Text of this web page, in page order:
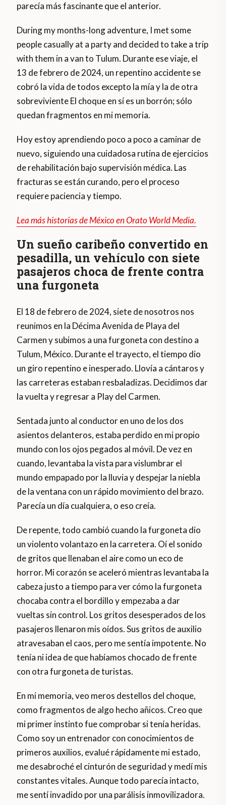
parecía más fascinante que el anterior.
During my months-long adventure, I met some
people casually at a party and decided to take a trip
with them in a van to Tulum. Durante ese viaje, el
13 de febrero de 2024, un repentino accidente se
cobró la vida de todos excepto la mía y la de otra
sobreviviente El choque en sí es un borrón; sólo
quedan fragmentos en mi memoria.
Hoy estoy aprendiendo poco a poco a caminar de
nuevo, siguiendo una cuidadosa rutina de ejercicios
de rehabilitación bajo supervisión médica. Las
fracturas se están curando, pero el proceso
requiere paciencia y tiempo.
Lea más historias de México en Orato World Media.
Un sueño caribeño convertido en
pesadilla, un vehículo con siete
pasajeros choca de frente contra
una furgoneta
El 18 de febrero de 2024, siete de nosotros nos
reunimos en la Décima Avenida de Playa del
Carmen y subimos a una furgoneta con destino a
Tulum, México. Durante el trayecto, el tiempo dio
un giro repentino e inesperado. Llovía a cántaros y
las carreteras estaban resbaladizas. Decidimos dar
la vuelta y regresar a Play del Carmen.
Sentada junto al conductor en uno de los dos
asientos delanteros, estaba perdido en mi propio
mundo con los ojos pegados al móvil. De vez en
cuando, levantaba la vista para vislumbrar el
mundo empapado por la lluvia y despejar la niebla
de la ventana con un rápido movimiento del brazo.
Parecía un día cualquiera, o eso creía.
De repente, todo cambió cuando la furgoneta dio
un violento volantazo en la carretera. Oí el sonido
de gritos que llenaban el aire como un eco de
horror. Mi corazón se aceleró mientras levantaba la
cabeza justo a tiempo para ver cómo la furgoneta
chocaba contra el bordillo y empezaba a dar
vueltas sin control. Los gritos desesperados de los
pasajeros llenaron mis oídos. Sus gritos de auxilio
atravesaban el caos, pero me sentía impotente. No
tenía ni idea de que habíamos chocado de frente
con otra furgoneta de turistas.
En mi memoria, veo meros destellos del choque,
como fragmentos de algo hecho añicos. Creo que
mi primer instinto fue comprobar si tenía heridas.
Como soy un entrenador con conocimientos de
primeros auxilios, evalué rápidamente mi estado,
me desabroché el cinturón de seguridad y medí mis
constantes vitales. Aunque todo parecía intacto,
me sentí invadido por una parálisis inmovilizadora.